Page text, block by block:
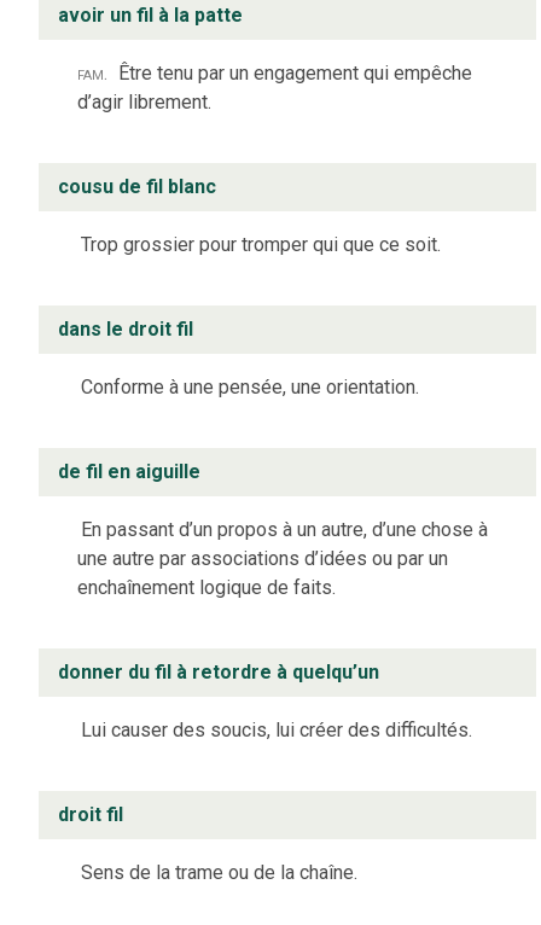
avoir un fil à la patte
fam.
Être tenu par un engagement qui empêche
d’agir librement.
cousu de fil blanc
Trop grossier pour tromper qui que ce soit.
dans le droit fil
Conforme à une pensée, une orientation.
de fil en aiguille
En passant d’un propos à un autre, d’une chose à
une autre par associations d’idées ou par un
enchaînement logique de faits.
donner du fil à retordre à quelqu’un
Lui causer des soucis, lui créer des difficultés.
droit fil
Sens de la trame ou de la chaîne.